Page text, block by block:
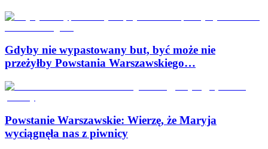
Gdyby nie wypastowany but, być może nie
przeżyłby Powstania Warszawskiego…
Powstanie Warszawskie: Wierzę, że Maryja
wyciągnęła nas z piwnicy